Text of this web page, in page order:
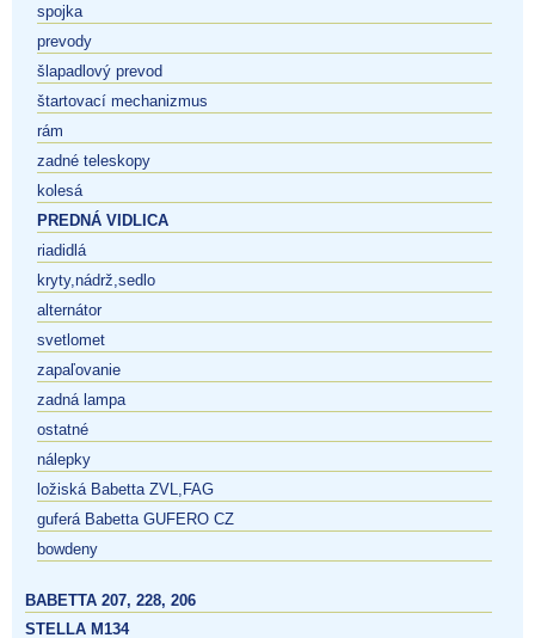
spojka
prevody
šlapadlový prevod
štartovací mechanizmus
rám
zadné teleskopy
kolesá
PREDNÁ VIDLICA
riadidlá
kryty,nádrž,sedlo
alternátor
svetlomet
zapaľovanie
zadná lampa
ostatné
nálepky
ložiská Babetta ZVL,FAG
guferá Babetta GUFERO CZ
bowdeny
BABETTA 207, 228, 206
STELLA M134